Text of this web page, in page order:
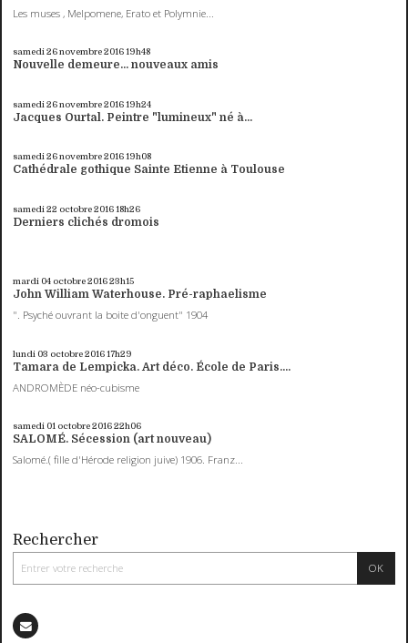
Les muses , Melpomene, Erato et Polymnie...
samedi 26novembre 201619h48
Nouvelle demeure... nouveaux amis
samedi 26novembre 201619h24
Jacques Ourtal. Peintre "lumineux" né à...
samedi 26novembre 201619h08
Cathédrale gothique Sainte Etienne à Toulouse
samedi 22 octobre 201618h26
Derniers clichés dromois
mardi 04 octobre 201623h15
John William Waterhouse. Pré-raphaelisme
". Psyché ouvrant la boite d'onguent" 1904
lundi 03 octobre 201617h29
Tamara de Lempicka. Art déco. École de Paris....
ANDROMÈDE néo-cubisme
samedi 01 octobre 201622h06
SALOMÉ. Sécession (art nouveau)
Salomé.( fille d'Hérode religion juive) 1906. Franz...
Rechercher